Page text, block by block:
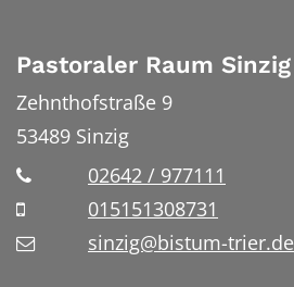
Pastoraler Raum Sinzig
Zehnthofstraße 9
53489 Sinzig
02642 / 977111
015151308731
sinzig@bistum-trier.de